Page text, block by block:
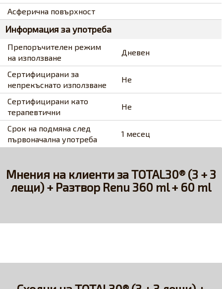
Асферична повърхност
Информация за употреба
Препоръчителен режим
на използване
Дневен
Сертифицирани за
непрекъснато използване
Не
Сертифицирани като
терапевтични
Не
Срок на подмяна след
първоначална употреба
1 месец
Мнения на клиенти за TOTAL30® (3 + 3
лещи) + Разтвор Renu 360 ml + 60 ml